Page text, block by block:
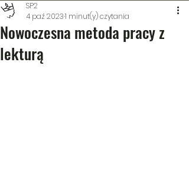
Nowoczesna metoda pracy z
lekturą
SP2
4 paź 20231 minut(y) czytania